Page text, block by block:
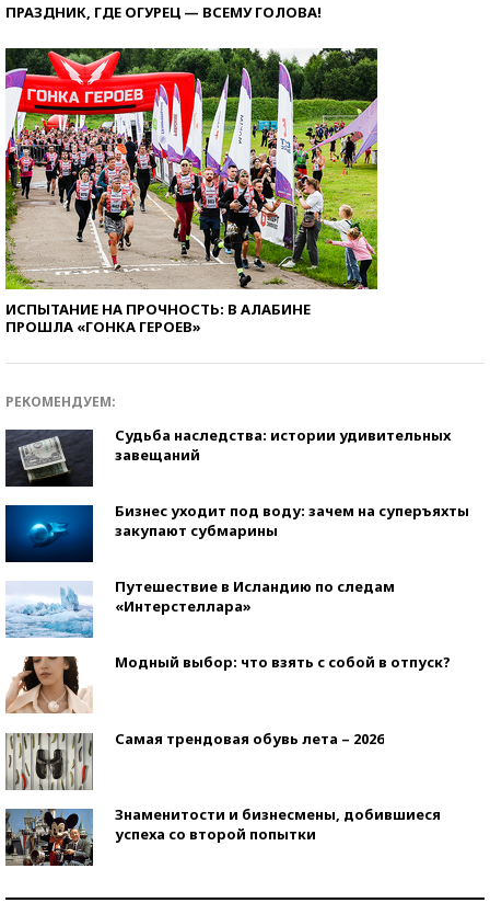
ПРАЗДНИК, ГДЕ ОГУРЕЦ — ВСЕМУ ГОЛОВА!
ИСПЫТАНИЕ НА ПРОЧНОСТЬ: В АЛАБИНЕ
ПРОШЛА «ГОНКА ГЕРОЕВ»
РЕКОМЕНДУЕМ:
Судьба наследства: истории удивительных
завещаний
Бизнес уходит под воду: зачем на суперъяхты
закупают субмарины
Путешествие в Исландию по следам
«Интерстеллара»
Модный выбор: что взять с собой в отпуск?
Самая трендовая обувь лета – 2026
Знаменитости и бизнесмены, добившиеся
успеха со второй попытки